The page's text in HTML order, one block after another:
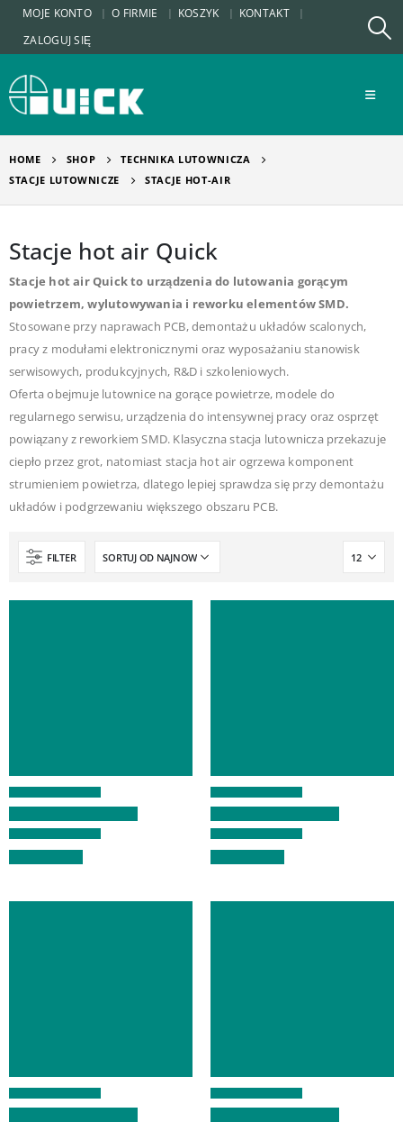
MOJE KONTO O FIRMIE KOSZYK
KONTAKT
ZALOGUJ SIĘ
HOME SHOP
TECHNIKA LUTOWNICZA
STACJE LUTOWNICZE
STACJE HOT-AIR
Stacje hot air Quick
Stacje hot air Quick to urządzenia do lutowania gorącym
powietrzem, wylutowywania i reworku elementów SMD.
Stosowane przy naprawach PCB, demontażu układów scalonych,
pracy z modułami elektronicznymi oraz wyposażaniu stanowisk
serwisowych, produkcyjnych, R&D i szkoleniowych.
Oferta obejmuje lutownice na gorące powietrze, modele do
regularnego serwisu, urządzenia do intensywnej pracy oraz osprzęt
powiązany z reworkiem SMD. Klasyczna stacja lutownicza przekazuje
ciepło przez grot, natomiast stacja hot air ogrzewa komponent
strumieniem powietrza, dlatego lepiej sprawdza się przy demontażu
układów i podgrzewaniu większego obszaru PCB.
FILTER